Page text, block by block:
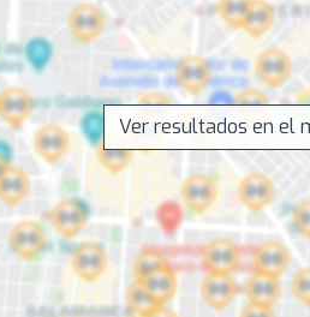
Ver resultados en el